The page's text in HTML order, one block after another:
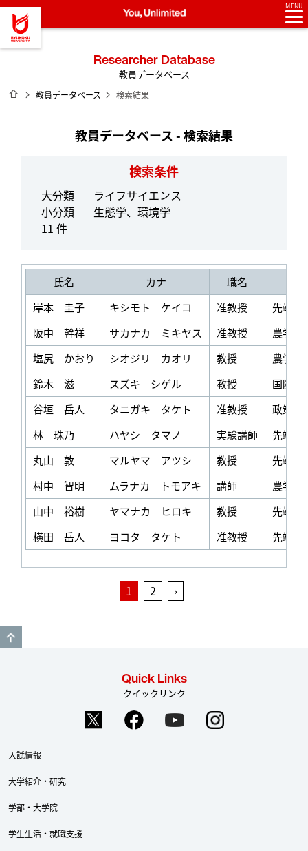
龍谷大学 You, Unlimited
MENU
Researcher Database
教員データベース
ホーム
教員データベース 検索結果
教員データベース - 検索結果
検索条件
大分類
ライフサイエンス
小分類
生態学、環境学
11 件
氏名 カナ
職名
岸本 圭子
キシモト ケイコ 准教授
先端理
阪中 幹祥
サカナカ ミキヤス 准教授
農学部
塩尻 かおり
シオジリ カオリ 教授
農学部
鈴木 滋
スズキ シゲル 教授
国際学
谷垣 岳人
タニガキ タケト 准教授
政策学
林 珠乃
ハヤシ タマノ 実験講師
先端理
丸山 敦
マルヤマ アツシ 教授
先端理
村中 智明
ムラナカ トモアキ 講師
農学部
山中 裕樹
ヤマナカ ヒロキ 教授
先端理
横田 岳人
ヨコタ タケト 准教授 先端理
1 2 ›
Quick Links
クイックリンク
入試情報
大学紹介・研究
学部・大学院
学生生活・就職支援